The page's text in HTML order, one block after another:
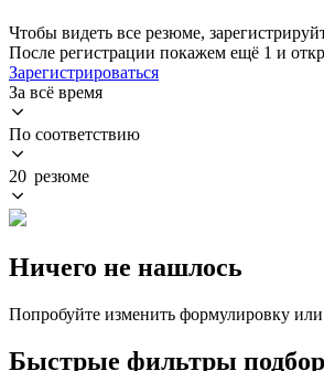
Чтобы видеть все резюме,
После регистрации покажем ещё 1 и
Зарегистрироваться
За всё время
По соответствию
20 резюме
Ничего не нашлось
Попробуйте изменить формулировку
Быстрые фильтры